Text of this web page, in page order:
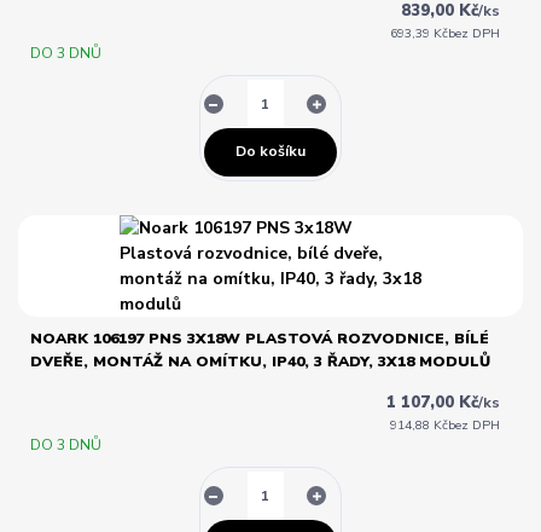
839,00 Kč/ks
693,39 Kčbez DPH
DO 3 DNŮ
Do košíku
NOARK 106197 PNS 3X18W PLASTOVÁ ROZVODNICE, BÍLÉ
DVEŘE, MONTÁŽ NA OMÍTKU, IP40, 3 ŘADY, 3X18 MODULŮ
1 107,00 Kč/ks
914,88 Kčbez DPH
DO 3 DNŮ